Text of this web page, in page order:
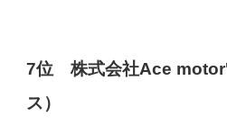
7位 株式会社Ace
ス）